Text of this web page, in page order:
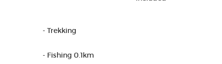
- Trekking
- Fishing 0.1km